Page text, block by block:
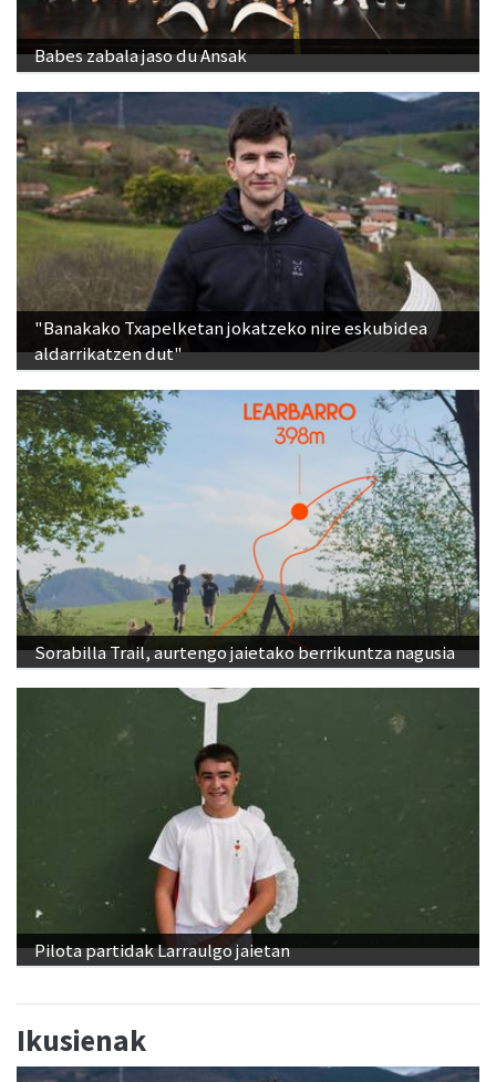
Babes zabala jaso du Ansak
"Banakako Txapelketan jokatzeko nire eskubidea
aldarrikatzen dut"
Sorabilla Trail, aurtengo jaietako berrikuntza nagusia
Pilota partidak Larraulgo jaietan
Ikusienak